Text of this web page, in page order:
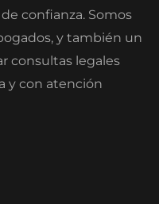
confianza. Somos
y también un
consultas legales
y con atención